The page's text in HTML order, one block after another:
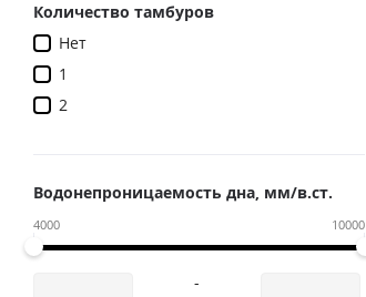
Количество тамбуров
Нет
1
2
Водонепроницаемость дна, мм/в.ст.
4000 10000
-